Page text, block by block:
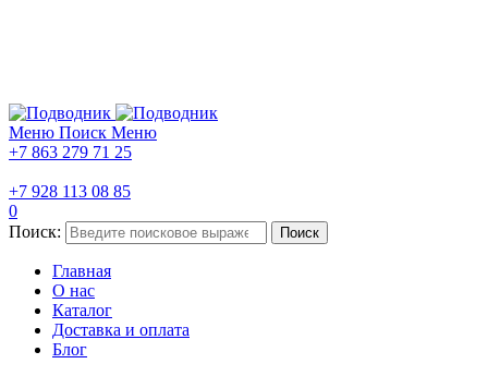
Меню Поиск Меню
+7 863 279 71 25
+7 928 113 08 85
0
Поиск:
Поиск
Главная
О нас
Каталог
Доставка и оплата
Блог